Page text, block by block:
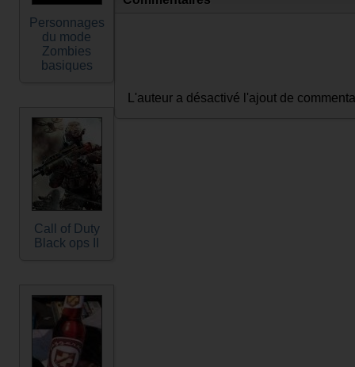
Personnages
du mode
Zombies
basiques
Call of Duty
Black ops II
L'auteur a désactivé l'ajout de